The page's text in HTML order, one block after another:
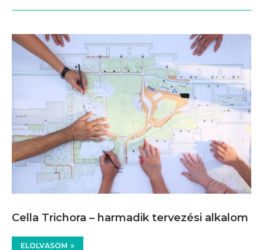
Cella Trichora – harmadik tervezési alkalom
ELOLVASOM